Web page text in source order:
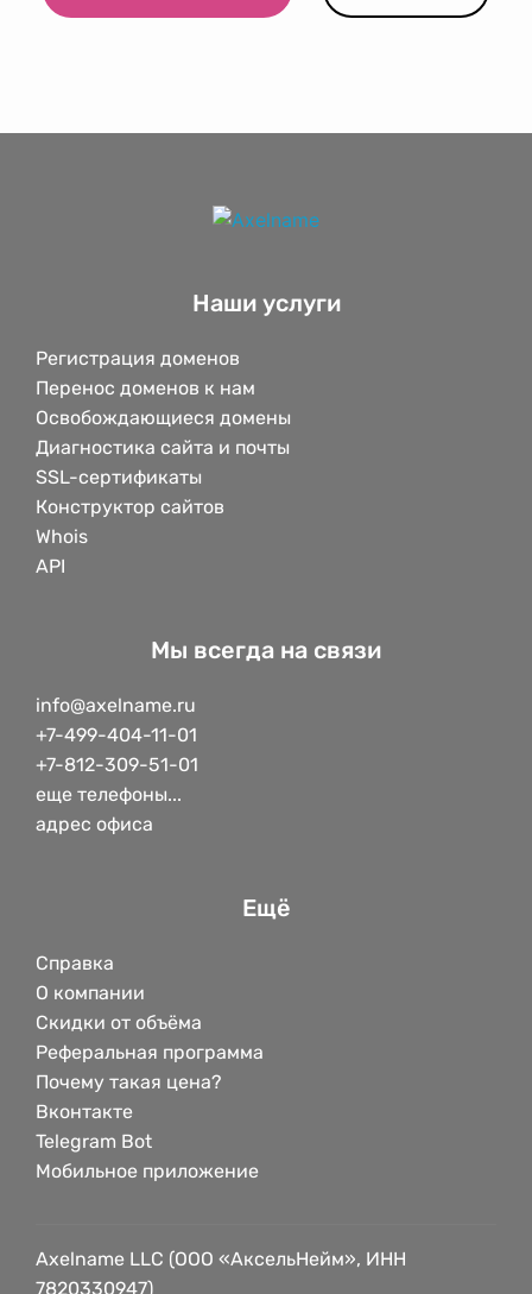
Наши услуги
Регистрация доменов
Перенос доменов к нам
Освобождающиеся домены
Диагностика сайта и почты
SSL-сертификаты
Конструктор сайтов
Whois
API
Мы всегда на связи
info@axelname.ru
+7-499-404-11-01
+7-812-309-51-01
еще телефоны...
адрес офиса
Ещё
Справка
О компании
Скидки от объёма
Реферальная программа
Почему такая цена?
Вконтакте
Telegram Bot
Мобильное приложение
Axelname LLC (ООО «АксельНейм», ИНН
7820330947)